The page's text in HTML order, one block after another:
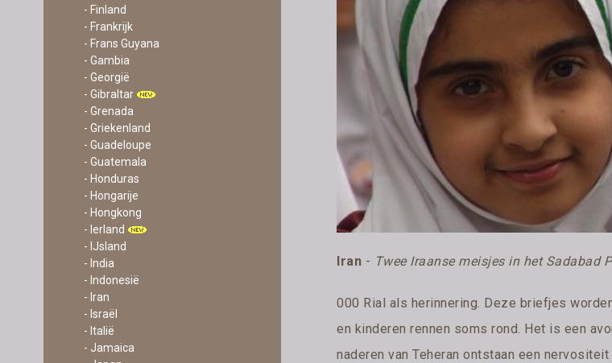
- Finland
- Frankrijk
- Frans Guyana
- Gambia
- Georgië
- Gibraltar
- Grenada
- Griekenland
- Guadeloupe
- Guatemala
- Honduras
- Hongarije
- Hongkong
- Ierland
- IJsland
- India
- Indonesië
- Iran
- Israël
- Italië
- Jamaica
Iran - Twee Iraanse meisjes in het Sadabad
000 Rial als herinnering. Deze briefjes
en kinderen rennen soms rond. Het is een
naderen van Teheran ontstaan een